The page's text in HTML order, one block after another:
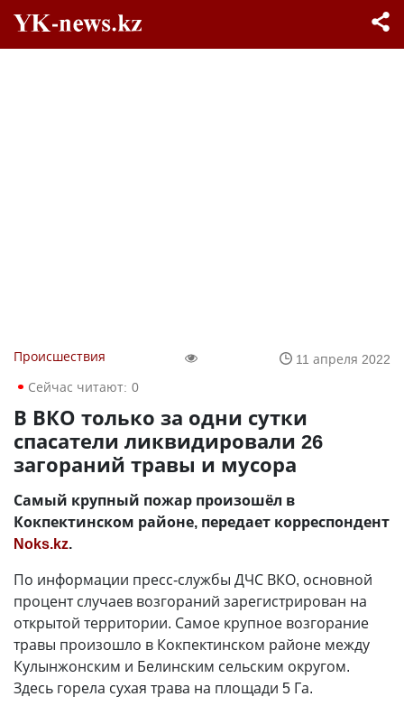
Происшествия
11 апреля 2022
Сейчас читают: 0
В ВКО только за одни сутки
спасатели ликвидировали 26
загораний травы и мусора
Самый крупный пожар произошёл в
Кокпектинском районе, передает корреспондент
Noks.kz.
По информации пресс-службы ДЧС ВКО, основной
процент случаев возгораний зарегистрирован на
открытой территории. Самое крупное возгорание
травы произошло в Кокпектинском районе между
Кулынжонским и Белинским сельским округом.
Здесь горела сухая трава на площади 5 Га.